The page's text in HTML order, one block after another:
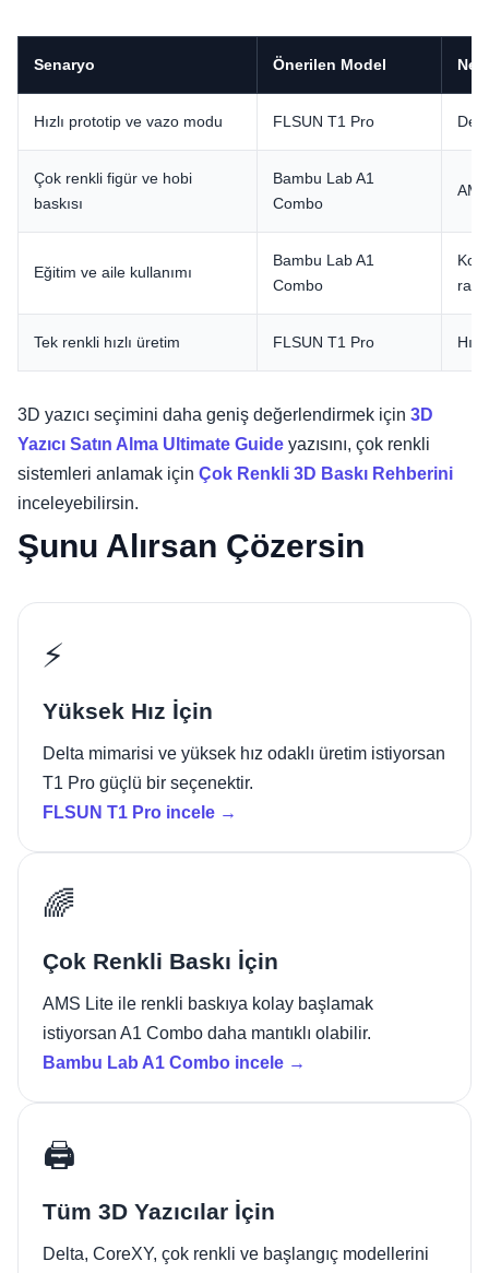
Senaryo Önerilen Model
Hızlı prototip ve vazo modu FLSUN T1 Pro
Çok renkli figür ve hobi
baskısı
Bambu Lab A1
Combo
Eğitim ve aile kullanımı
Bambu Lab A1
Combo
Tek renkli hızlı üretim FLSUN T1 Pro Hız
3D yazıcı seçimini daha geniş değerlendirmek için 3D
Yazıcı Satın Alma Ultimate Guide yazısını, çok renkli
sistemleri anlamak için Çok Renkli 3D Baskı Rehberini
inceleyebilirsin.
Şunu Alırsan Çözersin
⚡
Yüksek Hız İçin
Delta mimarisi ve yüksek hız odaklı üretim istiyorsan
T1 Pro güçlü bir seçenektir.
FLSUN T1 Pro incele →
🌈
Çok Renkli Baskı İçin
AMS Lite ile renkli baskıya kolay başlamak
istiyorsan A1 Combo daha mantıklı olabilir.
Bambu Lab A1 Combo incele →
🖨️
Tüm 3D Yazıcılar İçin
Delta, CoreXY, çok renkli ve başlangıç modellerini